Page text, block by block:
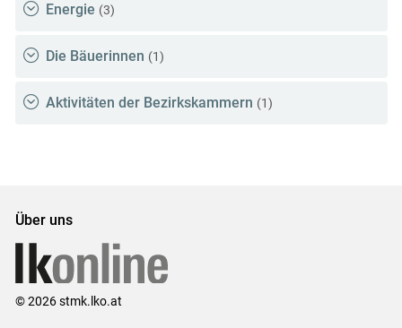
Energie (3)
Die Bäuerinnen (1)
Aktivitäten der Bezirkskammern (1)
Über uns
© 2026 stmk.lko.at